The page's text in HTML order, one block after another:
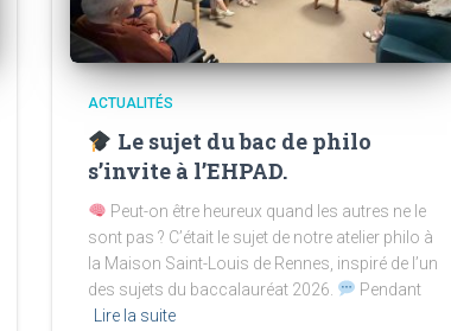
ACTUALITÉS
Le sujet du bac de philo
s’invite à l’EHPAD.
Peut-on être heureux quand les autres ne le
sont pas ? C’était le sujet de notre atelier philo à
la Maison Saint-Louis de Rennes, inspiré de l’un
des sujets du baccalauréat 2026.
Pendant
Lire la suite